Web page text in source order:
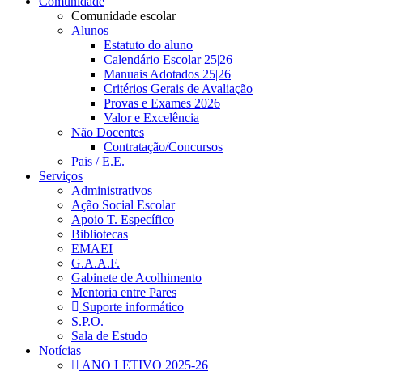
Comunidade escolar
Alunos
Estatuto do aluno
Calendário Escolar 25|26
Manuais Adotados 25|26
Critérios Gerais de Avaliação
Provas e Exames 2026
Valor e Excelência
Não Docentes
Contratação/Concursos
Pais / E.E.
Serviços
Administrativos
Ação Social Escolar
Apoio T. Específico
Bibliotecas
EMAEI
G.A.A.F.
Gabinete de Acolhimento
Mentoria entre Pares
Suporte informático
S.P.O.
Sala de Estudo
Notícias
ANO LETIVO 2025-26